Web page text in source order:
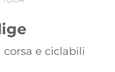
e ciclabili